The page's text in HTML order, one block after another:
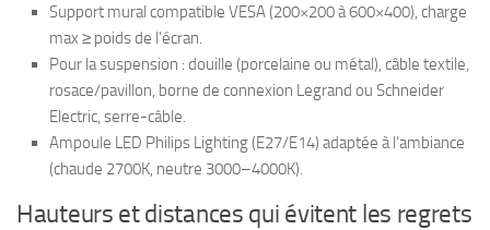
Support mural compatible VESA (200×200 à 600×400), charge
max ≥ poids de l’écran.
Pour la suspension : douille (porcelaine ou métal), câble textile,
rosace/pavillon, borne de connexion Legrand ou Schneider
Electric, serre-câble.
Ampoule LED Philips Lighting (E27/E14) adaptée à l’ambiance
(chaude 2700K, neutre 3000–4000K).
Hauteurs et distances qui évitent les regrets